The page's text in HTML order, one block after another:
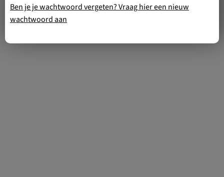
Ben je je wachtwoord vergeten? Vraag hier een nieuw
wachtwoord aan